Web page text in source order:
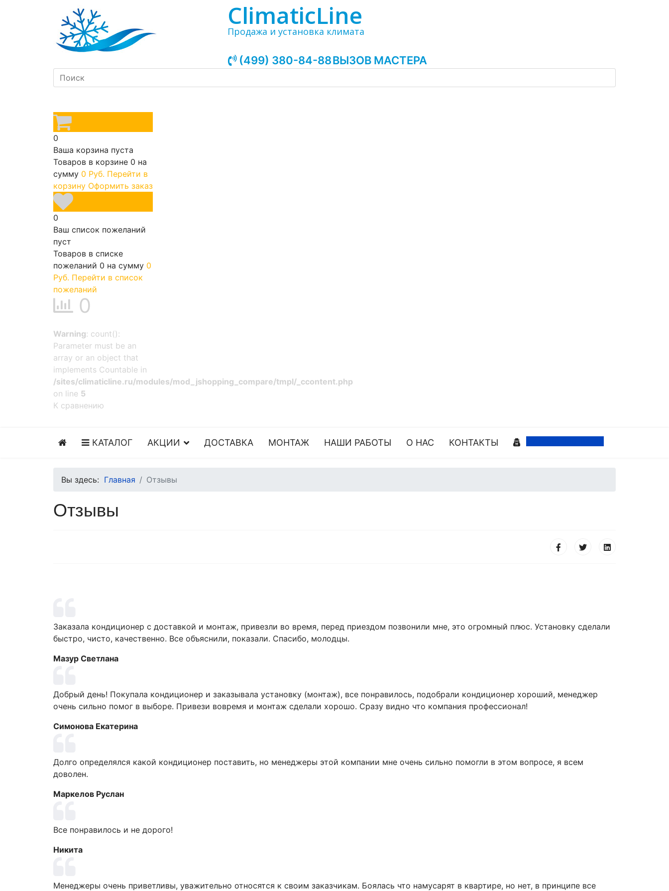
ClimaticLine
Продажа и установка климата
(499) 380-84-88ВЫЗОВ МАСТЕРА
0
Ваша корзина пуста
Товаров в корзине 0 на
сумму 0 Руб. Перейти в
корзину Оформить заказ
0
Ваш список пожеланий
пуст
Товаров в списке
пожеланий 0 на сумму 0
Руб. Перейти в список
пожеланий
0
Warning: count():
Parameter must be an
array or an object that
implements Countable in
/sites/climaticline.ru/modules/mod_jshopping_compare/tmpl/_ccontent.php
on line 5
К сравнению
КАТАЛОГ АКЦИИ ДОСТАВКА МОНТАЖ НАШИ РАБОТЫ О НАС КОНТАКТЫ
Вы здесь: Главная Отзывы
Отзывы
Заказала кондиционер с доставкой и монтаж, привезли во время, перед приездом позвонили мне, это огромный плюс. Установку сделали
быстро, чисто, качественно. Все объяснили, показали. Спасибо, молодцы.
Мазур Светлана
Добрый день! Покупала кондиционер и заказывала установку (монтаж), все понравилось, подобрали кондиционер хороший, менеджер
очень сильно помог в выборе. Привези вовремя и монтаж сделали хорошо. Сразу видно что компания профессионал!
Симонова Екатерина
Долго определялся какой кондиционер поставить, но менеджеры этой компании мне очень сильно помогли в этом вопросе, я всем
доволен.
Маркелов Руслан
Все понравилось и не дорого!
Никита
Менеджеры очень приветливы, уважительно относятся к своим заказчикам. Боялась что намусарят в квартире, но нет, в принципе все